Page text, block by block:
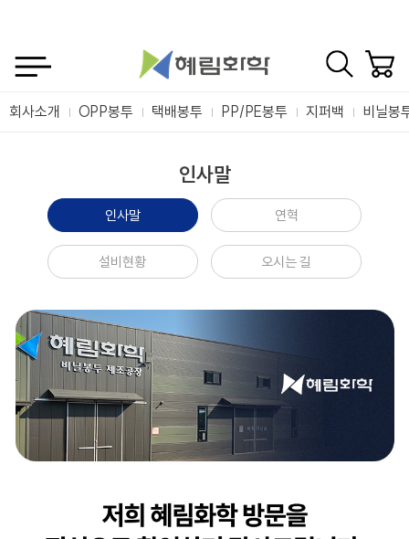
회사소개 OPP봉투 택배봉투 PP/PE봉투 지퍼백 비닐봉
인사말
인사말 연혁
설비현황 오시는 길